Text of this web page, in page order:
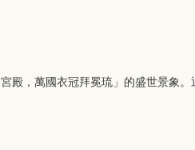
殿，萬國衣冠拜冕琉」的盛世景象